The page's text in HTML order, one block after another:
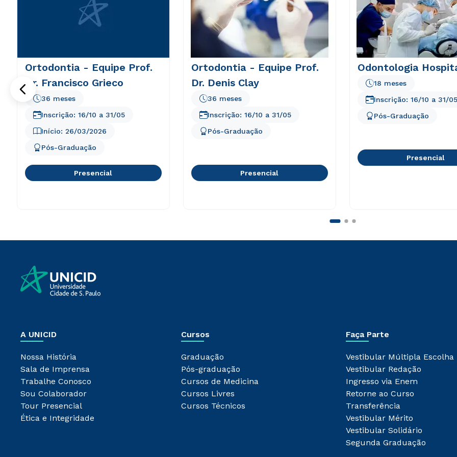
Ortodontia - Equipe Prof.
Dr. Francisco Grieco
Início: 26/03/2026
36 meses
Pós-Graduação
Inscrição: 16/10 a 31/05
Presencial
Ortodontia - Equipe Prof.
Dr. Denis Clay
36 meses
Pós-Graduação
Inscrição: 16/10 a 31/05
Presencial
Odontologia
18 meses
Pós-Graduação
Inscrição: 16/10 a 31/05
Presencial
A UNICID
Nossa História
Sala de Imprensa
Trabalhe Conosco
Sou Colaborador
Tour Presencial
Ética e Integridade
Cursos
Graduação
Pós-graduação
Cursos de Medicina
Cursos Livres
Cursos Técnicos
Faça Parte
Vestibular Múltipla Escolha
Vestibular Redação
Ingresso via Enem
Retorne ao Curso
Transferência
Vestibular Mérito
Vestibular Solidário
Segunda Graduação